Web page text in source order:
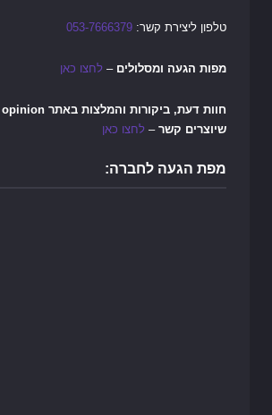
טלפון ליצירת קשר: 053-7666379
מפות הגעה ומסלולים – לחצו כאן
שיוצרים קשר– לחצו כאן
מפת הגעה לחברה: